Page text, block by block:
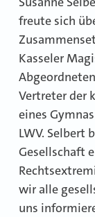
freute sich
Kasseler
Vertreter der
eines
LWV. Selbert
Gesellschaft
wir alle
uns